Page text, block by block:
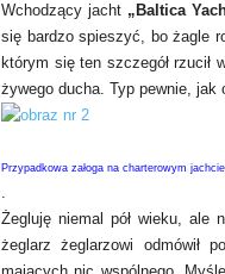
Wchodzący jacht „Baltica
się bardzo spieszyć, bo żagle
którym się ten szczegół
żywego ducha. Typ pewnie, jak
Przypadkowa załoga na charterowym jachcie
.
Żegluję niemal pół wieku, ale
żeglarz żeglarzowi odmówił